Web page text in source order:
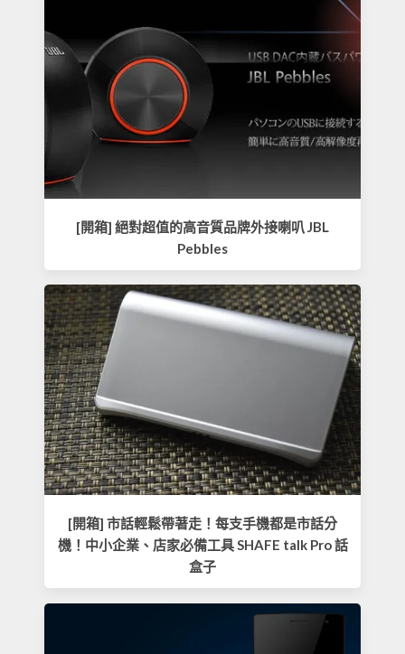
[開箱] 絕對超值的高音質品牌外接喇叭 JBL
Pebbles
[開箱] 市話輕鬆帶著走！每支手機都是市話分
機！中小企業、店家必備工具 SHAFE talk Pro 話
盒子